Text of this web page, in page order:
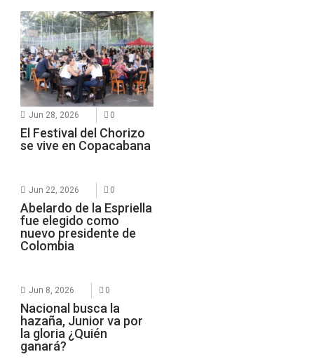
Jun 28, 2026 0
El Festival del Chorizo
se vive en Copacabana
Jun 22, 2026 0
Abelardo de la Espriella
fue elegido como
nuevo presidente de
Colombia
Jun 8, 2026 0
Nacional busca la
hazaña, Junior va por
la gloria ¿Quién
ganará?